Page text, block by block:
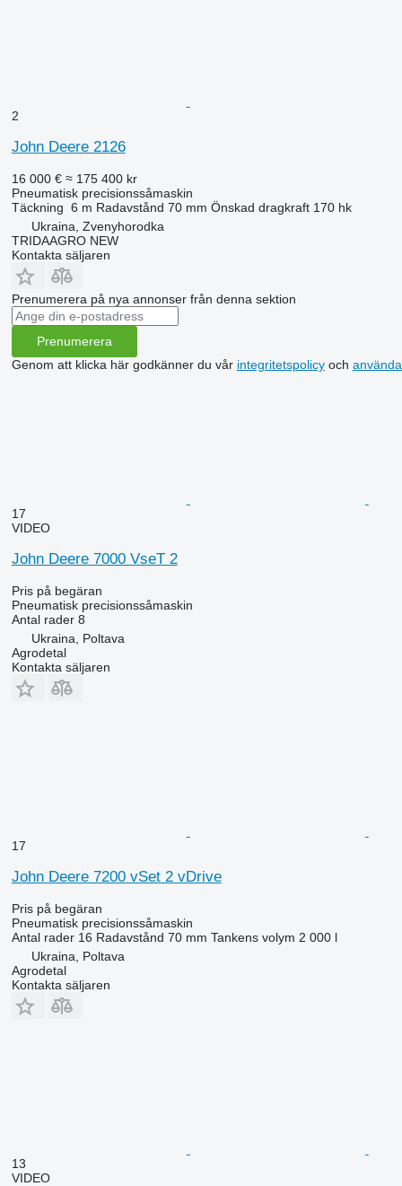
2
John Deere 2126
16 000 € ≈ 175 400 kr
Pneumatisk precisionssåmaskin
Täckning 6 m Radavstånd 70 mm Önskad dragkraft 170 hk
Ukraina, Zvenyhorodka
TRIDAAGRO NEW
Kontakta säljaren
Prenumerera på nya annonser från denna sektion
Prenumerera
Genom att klicka här godkänner du vår integritetspolicyoch
17
VIDEO
John Deere 7000 VseT 2
Pris på begäran
Pneumatisk precisionssåmaskin
Antal rader 8
Ukraina, Poltava
Agrodetal
Kontakta säljaren
17
John Deere 7200 vSet 2 vDrive
Pris på begäran
Pneumatisk precisionssåmaskin
Antal rader 16 Radavstånd 70 mm Tankens volym 2 000 l
Ukraina, Poltava
Agrodetal
Kontakta säljaren
13
VIDEO